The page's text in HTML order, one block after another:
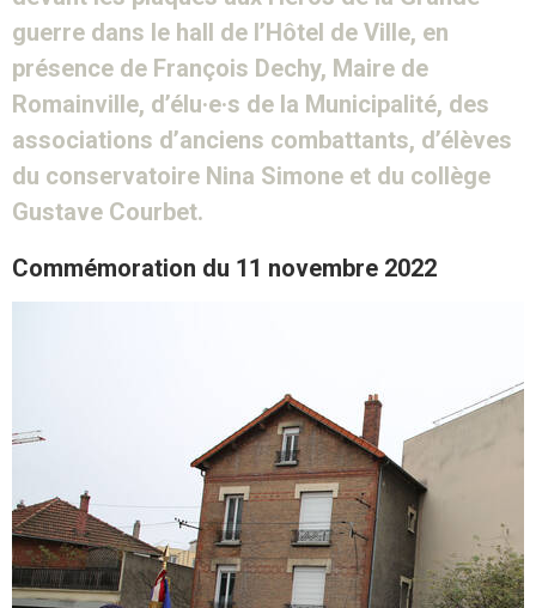
guerre dans le hall de l’Hôtel de Ville, en
présence de François Dechy, Maire de
Romainville, d’élu·e·s de la Municipalité, des
associations d’anciens combattants, d’élèves
du conservatoire Nina Simone et du collège
Gustave Courbet.
Commémoration du 11 novembre 2022